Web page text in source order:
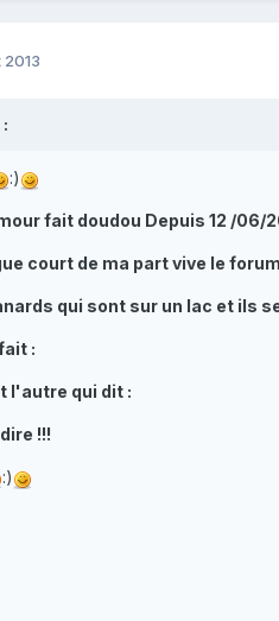
2013
:)
fait doudou Depuis 12 /06/
court de ma part vive le
qui sont sur un lac et ils
:
l'autre qui dit :
!!!
:)